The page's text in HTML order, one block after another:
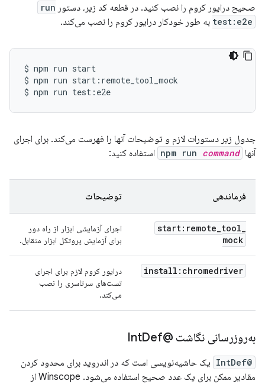
صحیح درایور کروم را نصب کنید. در قطعه کد زیر، دستور run
test:e2e به طور خودکار درایور کروم را نصب می‌کند.
$ npm run start
$ npm run start:remote_tool_mock
$ npm run
جدول زیر دستورات لازم و توضیحات آنها را فهرست می‌کند. برای اجرای
آنها
npm run command استفاده کنید:
فرماندهی توضیحات
start:remote_tool_
mock
اجرای آزمایشی ابزار از راه دور
برای آزمایش پروتکل ابزار متقابل.
install:chromedriver
درایور کروم لازم برای اجرای
تست‌های سرتاسری را نصب
می‌کند.
به‌روزرسانی نگاشت @IntDef
@IntDef
یک حاشیه‌نویسی است که در اندروید برای محدود کردن
مقادیر ممکن برای یک عدد صحیح استفاده می‌شود. Winscope از